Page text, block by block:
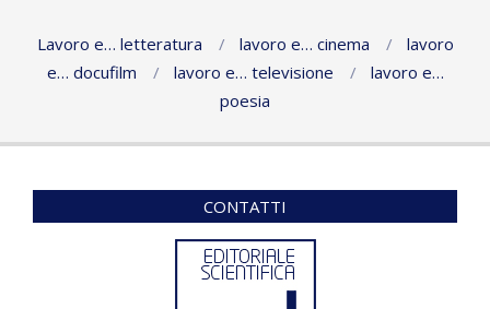
Lavoro e… letteratura lavoro e… cinema
lavoro
e… docufilm
lavoro e… televisione
lavoro e…
poesia
CONTATTI